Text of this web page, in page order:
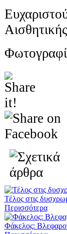
Τέλος στις
Περισσότερα
Φάκελος: